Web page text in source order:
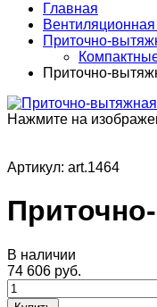
Главная
Вентиляционная
Приточно-
Приточно-
Нажмите на
Артикул: art.1464
В наличии
74 606 руб.